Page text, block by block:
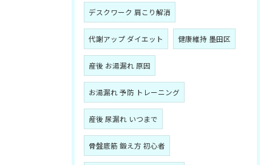
デスクワーク 肩こり解消
代謝アップ ダイエット 健康維持 墨田区
産後 お湯漏れ 原因
お湯漏れ 予防 トレーニング
産後 尿漏れ いつまで
骨盤底筋 鍛え方 初心者